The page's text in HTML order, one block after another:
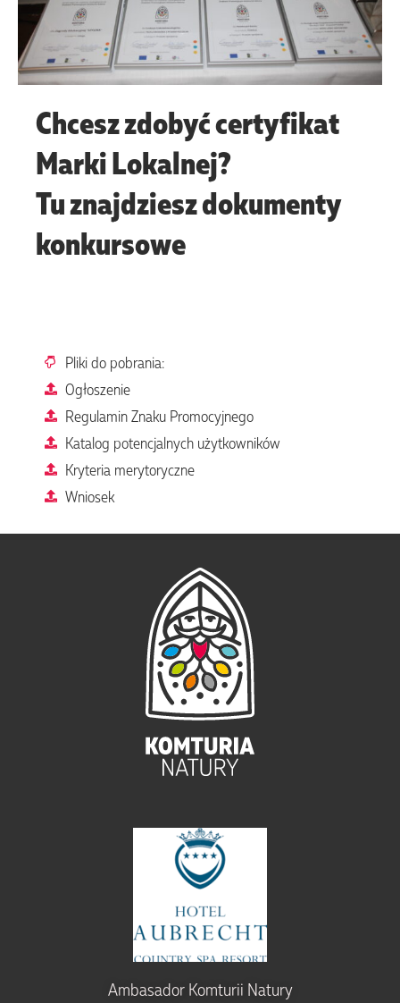
Chcesz zdobyć certyfikat
Marki Lokalnej?
Tu znajdziesz dokumenty
konkursowe
Pliki do pobrania:
Ogłoszenie
Regulamin Znaku Promocyjnego
Katalog potencjalnych użytkowników
Kryteria merytoryczne
Wniosek
Ambasador Komturii Natury